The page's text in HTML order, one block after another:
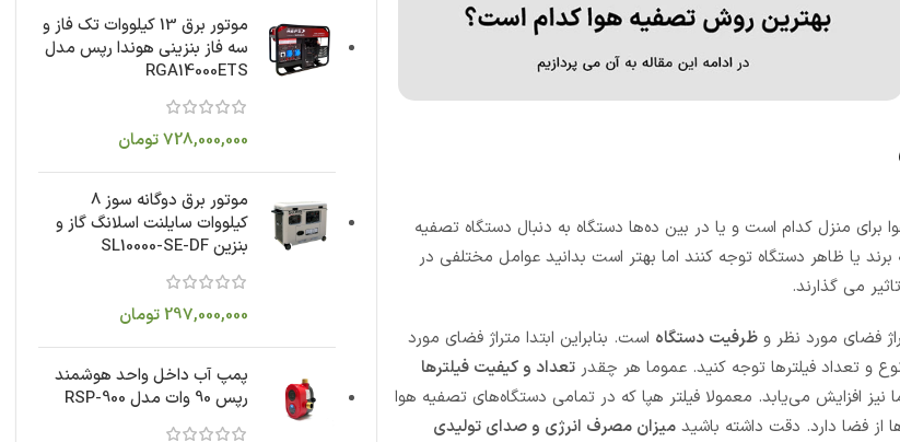
منزل کدام است و یا در بین ده‌ها دستگاه به دنبال دستگاه تصفیه
یا ظاهر دستگاه توجه کنند اما بهتر است بدانید عوامل مختلفی در
می گذارند.
فضای مورد نظر و ظرفیت دستگاه است. بنابراین ابتدا متراژ فضای مورد
و تعداد فیلترها توجه کنید. عموما هر چقدر تعداد و کیفیت فیلترها
افزایش می‌یابد. معمولا فیلتر هپا که در تمامی دستگاه‌های تصفیه هوا
از فضا دارد. دقت داشته باشید میزان مصرف انرژی و صدای تولیدی
موتور برق 13 کیلووات تک فاز و
سه فاز بنزینی هوندا رپس مدل
RGA14000ETS
728,000,000تومان
موتور برق دوگانه سوز 8
کیلووات سایلنت اسلانگ گاز و
بنزین SL10000-SE-DF
297,000,000تومان
پمپ آب داخل واحد هوشمند
رپس 90 وات مدل RSP-900